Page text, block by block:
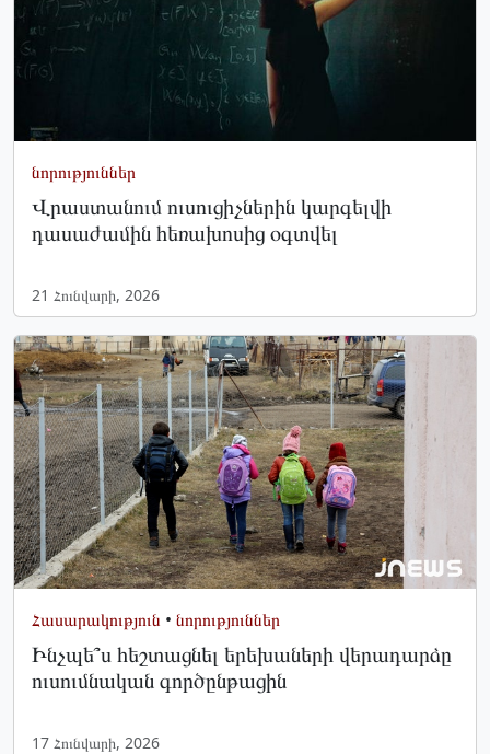
նորություններ
Վրաստանում ուսուցիչներին կարգելվի
դասաժամին հեռախոսից օգտվել
21 Հունվարի, 2026
Հասարակություն • նորություններ
Ինչպե՞ս հեշտացնել երեխաների վերադարձը
ուսումնական գործընթացին
17 Հունվարի, 2026